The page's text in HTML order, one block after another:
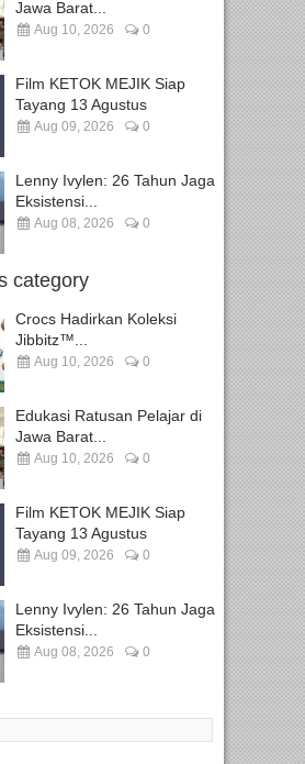
Jawa Barat...
Aug 10, 2026 0
Film KETOK MEJIK Siap
Tayang 13 Agustus
Aug 09, 2026 0
Lenny Ivylen: 26 Tahun Jaga
Eksistensi...
Aug 08, 2026 0
category
Crocs Hadirkan Koleksi
Jibbitz™...
Aug 10, 2026 0
Edukasi Ratusan Pelajar di
Jawa Barat...
Aug 10, 2026 0
Film KETOK MEJIK Siap
Tayang 13 Agustus
Aug 09, 2026 0
Lenny Ivylen: 26 Tahun Jaga
Eksistensi...
Aug 08, 2026 0